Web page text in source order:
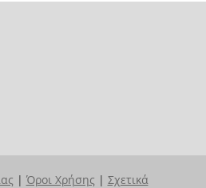
| Όροι Χρήσης | Σχετικά